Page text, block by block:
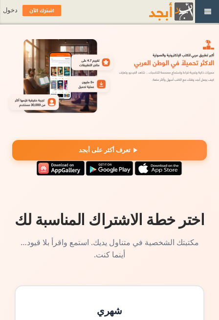
تعرف أكثر على أبجد
اختر خطة الاشتراك المناسبة لك
مكتبتك الشخصية في متناول يديك. استمع واقرأ بلا قيود…
أينما كنت.
شهري
اشترك الآن دخول